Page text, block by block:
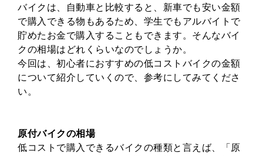
バイクは、自動車と比較すると、新車でも安い金額
で購入できる物もあるため、学生でもアルバイトで
貯めたお金で購入することもできます。そんなバイ
クの相場はどれくらいなのでしょうか。
今回は、初心者におすすめの低コストバイクの金額
について紹介していくので、参考にしてみてくださ
い。
原付バイクの相場
低コストで購入できるバイクの種類と言えば、「原